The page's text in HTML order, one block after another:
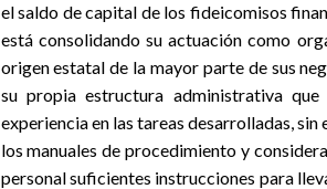
el saldo de capital de los fideicomisos
está consolidando su actuación como
origen estatal de la mayor parte de sus
su propia estructura administrativa
experiencia en las tareas desarrolladas,
los manuales de procedimiento y
personal suficientes instrucciones para